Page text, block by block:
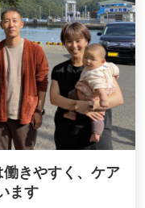
きやすく、ケア
ます